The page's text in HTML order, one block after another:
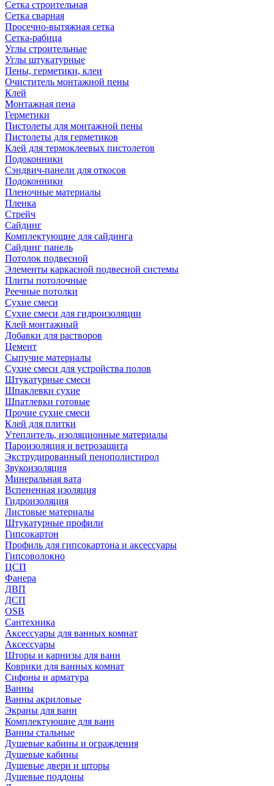
Сетка строительная
Сетка сварная
Просечно-вытяжная сетка
Сетка-рабица
Углы строительные
Углы штукатурные
Пены, герметики, клеи
Очиститель монтажной пены
Клей
Монтажная пена
Герметики
Пистолеты для монтажной пены
Пистолеты для герметиков
Клей для термоклеевых пистолетов
Подоконники
Сэндвич-панели для откосов
Подоконники
Пленочные материалы
Пленка
Стрейч
Сайдинг
Комплектующие для сайдинга
Сайдинг панель
Потолок подвесной
Элементы каркасной подвесной системы
Плиты потолочные
Реечные потолки
Сухие смеси
Сухие смеси для гидроизоляции
Клей монтажный
Добавки для растворов
Цемент
Сыпучие материалы
Сухие смеси для устройства полов
Штукатурные смеси
Шпаклевки сухие
Шпатлевки готовые
Прочие сухие смеси
Клей для плитки
Утеплитель, изоляционные материалы
Пароизоляция и ветрозащита
Экструдированный пенополистирол
Звукоизоляция
Минеральная вата
Вспененная изоляция
Гидроизоляция
Листовые материалы
Штукатурные профили
Гипсокартон
Профиль для гипсокартона и аксессуары
Гипсоволокно
ЦСП
Фанера
ДВП
ДСП
OSB
Сантехника
Аксессуары для ванных комнат
Аксессуары
Шторы и карнизы для ванн
Коврики для ванных комнат
Сифоны и арматура
Ванны
Ванны акриловые
Экраны для ванн
Комплектующие для ванн
Ванны стальные
Душевые кабины и ограждения
Душевые кабины
Душевые двери и шторы
Душевые поддоны